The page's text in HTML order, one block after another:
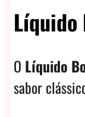
Líquido
O Líquido
sabor